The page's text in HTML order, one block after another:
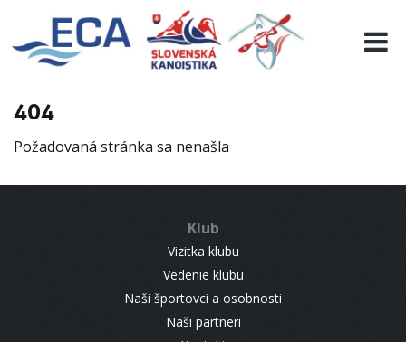
404
Požadovaná stránka sa nenašla
Klub
Vizitka klubu
Vedenie klubu
Naši športovci a osobnosti
Naši partneri
EURO 19
INFO
RESULTS
CONTACT